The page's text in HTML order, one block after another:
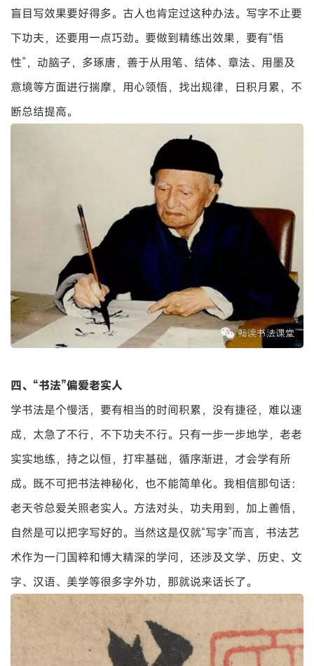
盲目写效果要好得多。古人也肯定过这种办法。写字不止要
下功夫，还要用一点巧劲。要做到精练出效果，要有“悟
性”，动脑子，多琢唐，善于从用笔、结体、章法、用墨及
意境等方面进行揣摩，用心领悟，找出规律，日积月累，不
断总结提高。
四、“书法”偏爱老实人
学书法是个慢活，要有相当的时间积累，没有捷径，难以速
成，太急了不行，不下功夫不行。只有一步一步地学，老老
实实地练，持之以恒，打牢基础，循序渐进，才会学有所
成。既不可把书法神秘化，也不能简单化。我相信那句话：
老天爷总爱关照老实人。方法对头，功夫用到，加上善悟，
自然是可以把字写好的。当然这是仅就“写字”而言，书法艺
术作为一门国粹和博大精深的学问，还涉及文学、历史、文
字、汉语、美学等很多字外功，那就说来话长了。